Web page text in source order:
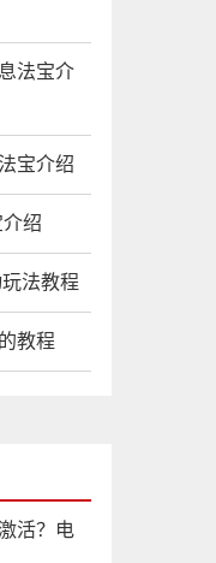
法宝介
宝介绍
绍
法教程
教程
活？电